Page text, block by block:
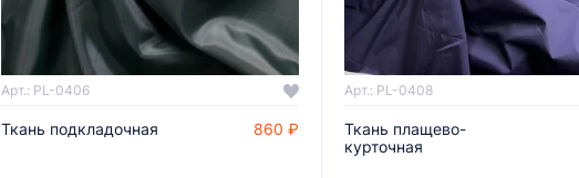
Арт.: PL-0406
Ткань подкладочная 860 ₽
ДОБАВИТЬ В КОРЗИНУ
Арт.: PL-0408
Ткань плащево-
курточная